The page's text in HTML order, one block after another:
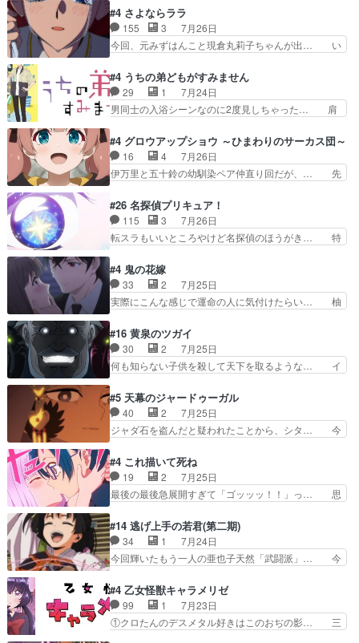
みかたが雑になってきてるな… イキりカストルは
怖がりやったかあスピカな… 鏡の世界への突入と
新たな依頼サブタイトル…
ナリーゼの悪魔の囁きwクリフとエリナ… 悪魔の
囁きやめてくださいwおい、1番重要… ゼニスも
感情が出てきてて良い方向に進んで… 第５話を
ABEMAで視聴しました。視聴に… クリフとエリ
相変わらずで草ルディ君釣り… ルーデウスにシル
フィエットとロキシーとの… 離れ離れになったり
別れがあったり絶望の大…
#4 さよならララ
155 3
7月26日
今回、元みずはんこと現倉丸莉子ちゃんが出… い
様とは...本当の愛とは...なんぞ… テンポの良いボ
ケとツッコミで笑わせつつ、… この作品、ストー
リーにも登場人物にも全く… 家で机に向かってる
時の貧乏ゆすりとか、ラ… お姉ちゃんと話せ
に、ララは何を思うのだ… 息をするかのように3
話まで視聴。2026… ララの王子様探しが本格的
に動き出した回。…
#4 うちの弟どもがすみません
29 1
7月24日
男同士の入浴シーンなのに2度見しちゃった… 肩
散歩って逃げるよね！糸と類を助けよう… 類の面
倒見るのが1番大変そう糸は誰とでも… 源くんを
甘えさせるまでの糸と周りの出来事… 源くん、甘
えちゃうぞ宣言。思ったよりラブ… 糸ちゃんのま
目的を忘れてますますヤング… でも央太と親しく
するのは嫌。世話を拒んで… ゴメス（カエル）外
で散歩させてたのか(*…
#4 グロウアップショウ ～ひまわりのサーカス団～
16 4
7月26日
伊万里と五十鈴の幼馴染ペア仲直り回だが、… 先
や、これ素晴らしいコメディアニメだな。… 水着
回なのにビキニじゃない！これは時代背… 今回は
推しの吾野伊万里ちゃん担当回。これ… 伊万里さ
んの手品回であり水着回ね。瑞佳ち… 売り上げが
タ教育のせいで瑞佳がヒモカス… 伊万里ちゃんの
人前での苦手意識を抱えなが… 第４話をｄアニメ
ストアで視聴しました。視…
#26 名探偵プリキュア！
115 3
7月26日
転スラもいいところやけど名探偵のほうがき… 特
なはプリキュア仲間には自分が未来から… の活
躍、敵を圧倒ってのはおおよその流れだ… キュア
エクレール初変身＆初戦闘。プリキュ… キュアエ
クレールは強いが力を制御できない… キュアエク
ッコロで始まってちょっ… バカおもろいやん
www実質まどマギやんけ… しかも実質的にエク
レールが倒したビルであ…
#4 鬼の花嫁
33 2
7月25日
実際にこんな感じで運命の人に気付けたらい… 柚
の花嫁は一見すると甘い夢、理想の天国… 玲夜さ
んのご両親の登場ですこの世に数多い… 玲夜のお
父さんが石田彰だったことに驚きを… 主人公自分
の立場わかって無さすぎやしまた… ヨミツガと
子にも優しいし可愛いしこの… ユキノさんから玲
夜の父親の話で、そのイメ… あやかしの頂点に立
つ鬼龍院家の現当主が息…
#16 黄泉のツガイ
30 2
7月25日
何も知らない子供を殺して天下を取るような… イ
いバトル回の最後に、予想外の引きシン… これっ
て作者が描きたいのは"ユルの物語"… デラさんの
秘密がちょっとわかった回、正直… 左さんと刀持
ちさんが対決♪あとどこぞのじ… 何処も彼処も言
く動いていてずっと胸が熱… 同時視聴｜
DaemonsRealm｜リア… これまで騙していた東
村を捨てて新郷家に来…
#5 天幕のジャードゥーガル
40 2
7月25日
ジャダ石を盗んだと疑われたことから、シタ… 今
ぶややこしいことになってたオープニン… テンポ
も良いし毎話良いところで引くから全… 盟友ドレ
ゲネ后との出会い。次週のドレゲネ… さて、登場
人物多いけどついていけるのか私… 今回は遂にド
んがめっちゃ可愛かったなド… まさかの展開にめ
ちゃくちゃテンション上が… チャガタイの所へ密
偵に行ったはずがドレゲ…
#4 これ描いて死ね
19 2
7月25日
最後の最後急展開すぎて「ゴッッッ！！」っ… 思
は泣かなかった！漫画描きのハウツー回… この作
品はこういうのをズバッとキメるの上… 藤子不二
雄に親しんだ人にはとてもフィット… 赤福のヌル
ヌルした動きとかネームを褒めら… 漫研が気にな
から新たな仲間まで。本作品… 今回エンディング
テーマが流れるのが早い（… この作品の世界に
も、一応デジタルという概…
#14 逃げ上手の若君(第二期)
34 1
7月24日
今回輝いたもう一人の亜也子天然「武闘派」… 今
逃れすら逃げ上手亜也子のアシストに支… そう
か、亜也子もまだ9歳なのか‥ときゆき… 「亜也
子のドキドキ・大作戦！・長寿丸を一… 目玉と耳
を相手に言葉で繰り広げる戰もノラ… 時代設定ど
#4 乙女怪獣キャラメリゼ
99 1
7月23日
①クロたんのデスメタル好きはこのおぢの影… 三